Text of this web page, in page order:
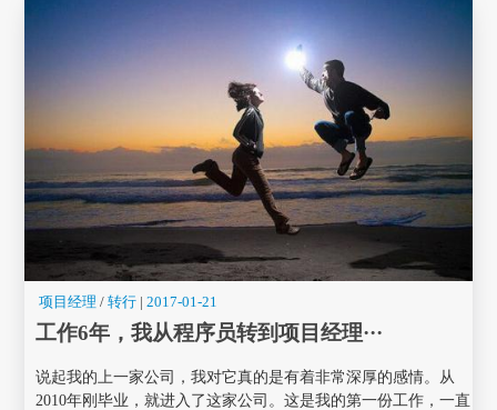
项目经理 / 转行 |2017-01-21
工作6年，我从程序员转到项目经理···
说起我的上一家公司，我对它真的是有着非常深厚的感情。从
2010年刚毕业，就进入了这家公司。这是我的第一份工作，一直